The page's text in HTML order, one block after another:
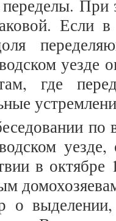
При
Если в
уезде
где
по
в
о